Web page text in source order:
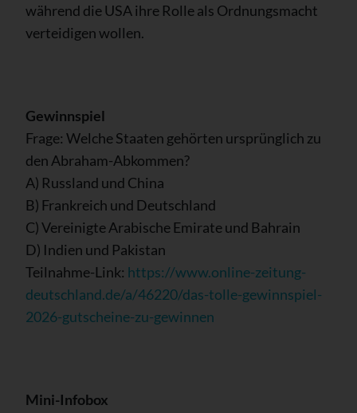
während die USA ihre Rolle als Ordnungsmacht
verteidigen wollen.
Gewinnspiel
Frage: Welche Staaten gehörten ursprünglich zu
den Abraham-Abkommen?
A) Russland und China
B) Frankreich und Deutschland
C) Vereinigte Arabische Emirate und Bahrain
D) Indien und Pakistan
Teilnahme-Link: https://www.online-zeitung-
deutschland.de/a/46220/das-tolle-gewinnspiel-
2026-gutscheine-zu-gewinnen
Mini-Infobox